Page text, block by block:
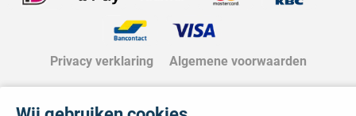
Privacy verklaring Algemene voorwaarden